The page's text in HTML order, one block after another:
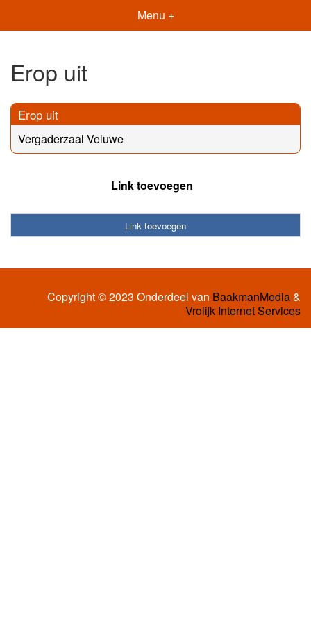
Menu +
Erop uit
Erop uit
Vergaderzaal Veluwe
Link toevoegen
Link toevoegen
Copyright © 2023 Onderdeel van BaakmanMedia&
Vrolijk Internet Services